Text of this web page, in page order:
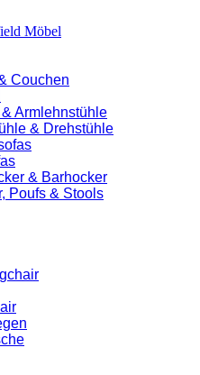
Möbel
Couchen
Armlehnstühle
& Drehstühle
& Barhocker
Poufs & Stools